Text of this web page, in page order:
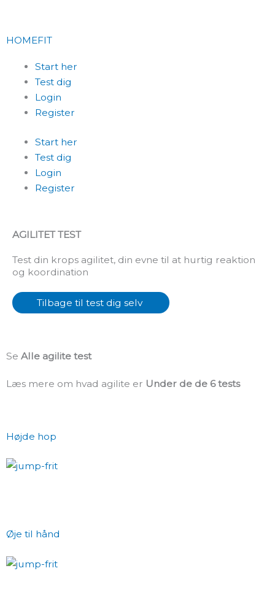
content
HOMEFIT
Start her
Test dig
Login
Register
Start her
Test dig
Login
Register
AGILITET TEST
Test din krops agilitet, din evne til at hurtig reaktion
og koordination
Tilbage til test dig selv
Se Alle agilite test
Læs mere om hvad agilite er Under de de 6 tests
Højde hop
Øje til hånd